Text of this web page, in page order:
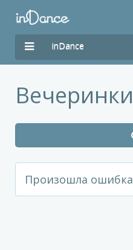
inDance
Вечеринки
Произошла ошибка